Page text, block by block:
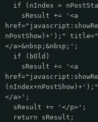
if (nIndex >
sResult += '<a
nPostShow)+');"
</a>&nbsp;&nbsp;';
if (bOld)
sResult += '<a
</a>';
sResult += '</p>';
return sResult;